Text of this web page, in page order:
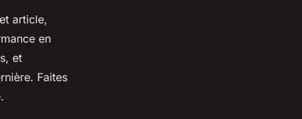
article,
en
et
Faites